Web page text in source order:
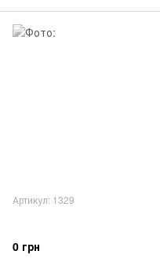
Артикул: 1329
0 грн